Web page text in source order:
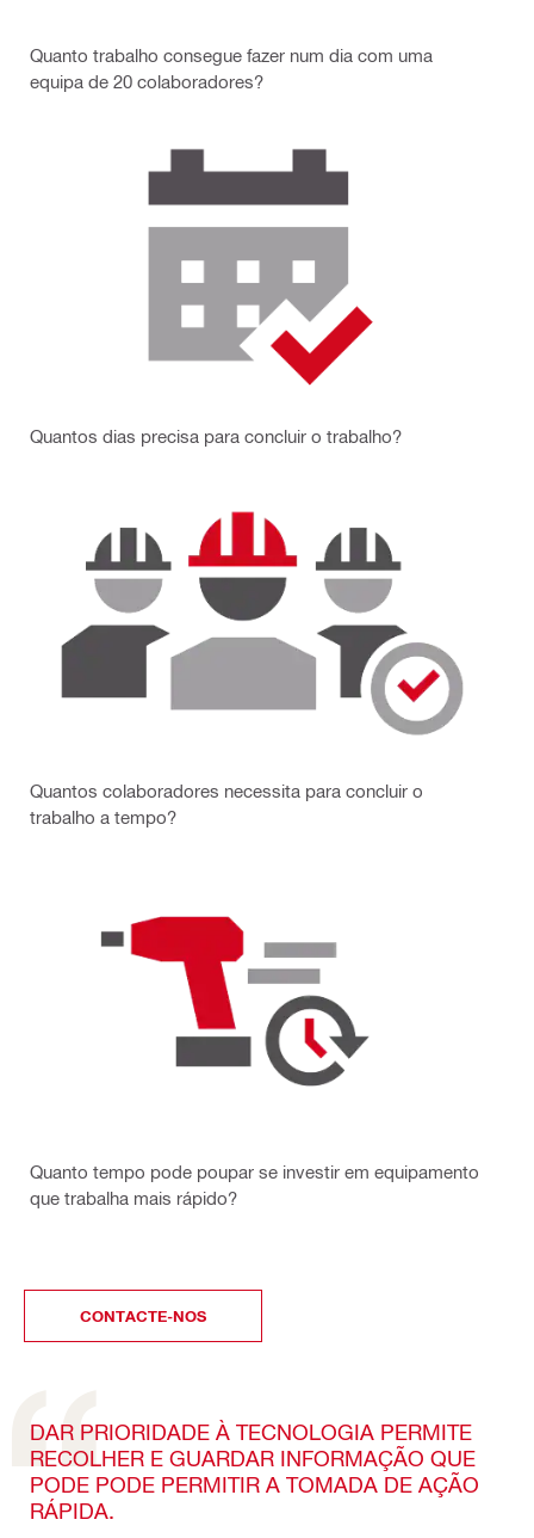
Quanto trabalho consegue fazer num dia com uma
equipa de 20 colaboradores?
Quantos dias precisa para concluir o trabalho?
Quantos colaboradores necessita para concluir o
trabalho a tempo?
Quanto tempo pode poupar se investir em equipamento
que trabalha mais rápido?
CONTACTE-NOS
DAR PRIORIDADE À TECNOLOGIA PERMITE
RECOLHER E GUARDAR INFORMAÇÃO QUE
PODE PODE PERMITIR A TOMADA DE AÇÃO
RÁPIDA.